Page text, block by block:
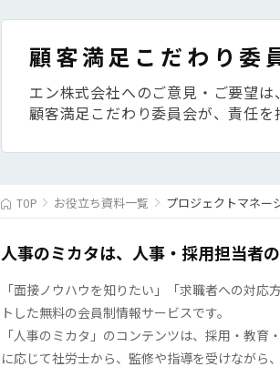
顧客満足こだわり委
エン株式会社へのご意見・ご要望は
顧客満足こだわり委員会が、責任を
TOP お役立ち資料一覧 プロジェクトマネー
人事のミカタは、人事・採用担当者
「面接ノウハウを知りたい」「求職者への対
トした無料の会員制情報サービスです。
「人事のミカタ」のコンテンツは、採用・教
に応じて社労士から、監修や指導を受けながら